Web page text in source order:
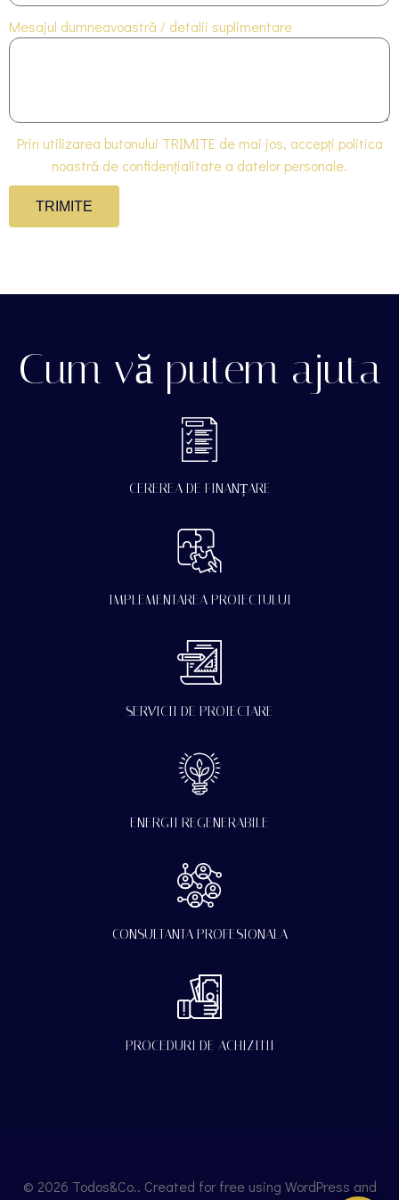
Mesajul dumneavoastră / detalii suplimentare
Prin utilizarea butonului TRIMITE de mai jos, accepți politica
noastră de confidențialitate a datelor personale.
TRIMITE
Cum vă putem ajuta
CEREREA DE FINANȚARE
IMPLEMENTAREA PROIECTULUI
SERVICII DE PROIECTARE
ENERGII REGENERABILE
CONSULTANTA PROFESIONALA
PROCEDURI DE ACHIZITII
© 2026 Todos&Co.. Created for free using WordPress and